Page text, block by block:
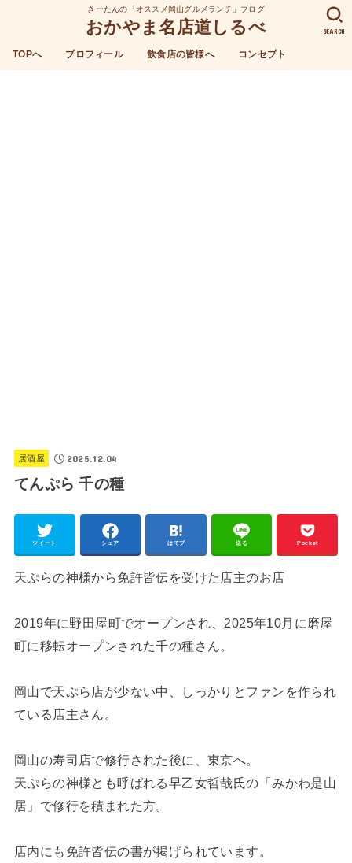
きーたんの「オススメ岡山グルメランチ」ブログ
おかやま名店道しるべ
TOPへ プロフィール 飲食店の皆様へ コンセプト
SEARCH
居酒屋 2025.12.04
てんぷら 千の種
ツイート シェア はてブ 送る Pocket
天ぷらの神様から免許皆伝を受けた店主のお店
2019年に野田屋町でオープンされ、2025年10月に磨屋
町に移転オープンされた千の種さん。
岡山で天ぷら店が少ない中、しっかりとファンを作られ
ている店主さん。
岡山の寿司店で修行された後に、東京へ。
天ぷらの神様とも呼ばれる早乙女哲哉氏の「みかわ是山
居」で修行を積まれた方。
店内にも免許皆伝の書が掲げられています。